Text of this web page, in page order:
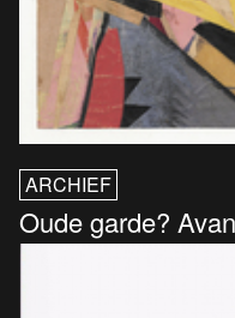
ARCHIEF
Oude garde?